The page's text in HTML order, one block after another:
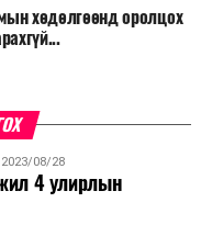
хөдөлгөөнд оролцох
2023/08/28
4 улирлын